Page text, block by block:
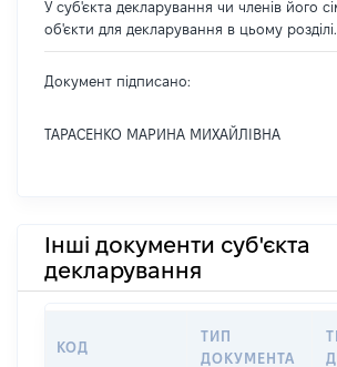
У суб'єкта декларування чи членів його
об'єкти для декларування в цьому розділі.
Документ підписано:
ТАРАСЕНКО МАРИНА МИХАЙЛІВНА
Інші документи суб'єкта
декларування
КОД
ТИП
ДОКУМЕНТА